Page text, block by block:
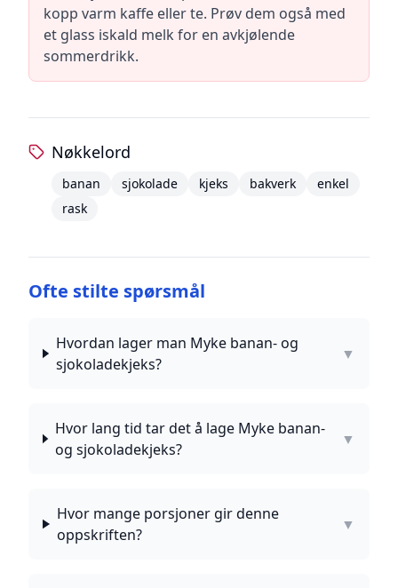
kopp varm kaffe eller te. Prøv dem også med
et glass iskald melk for en avkjølende
sommerdrikk.
Nøkkelord
banan sjokolade kjeks bakverk
enkel
rask
Ofte stilte spørsmål
Hvordan lager man Myke banan- og
sjokoladekjeks?
▼
Hvor lang tid tar det å lage Myke banan-
og sjokoladekjeks?
▼
Hvor mange porsjoner gir denne
oppskriften?
▼